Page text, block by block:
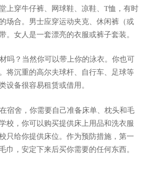
上穿牛仔裤、网球鞋、凉鞋、T恤，有时
场合。男士应穿运动夹克、休闲裤（或
。女人是一套漂亮的衣服或裤子套装。
吗？当然你可以带上你的泳衣。你也可
将沉重的高尔夫球杆、自行车、足球等
设备很容易租赁或借用。
宿舍，你需要自己准备床单、枕头和毛
校，你可以购买提供床上用品和洗衣服
只给你提供床位。作为预防措施，第一
巾，安定下来后买你需要的任何东西。